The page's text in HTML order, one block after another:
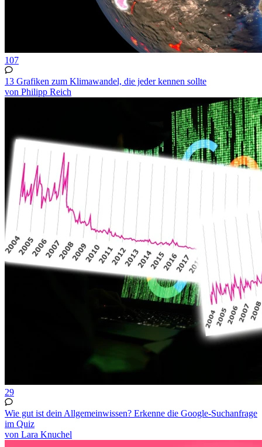
107
13 Grafiken zum Klimawandel, die jeder kennen sollte
von Philipp Reich
29
Wie gut ist dein Allgemeinwissen? Erkenne die Google-Suchanfrage
im Quiz
von Lara Knuchel